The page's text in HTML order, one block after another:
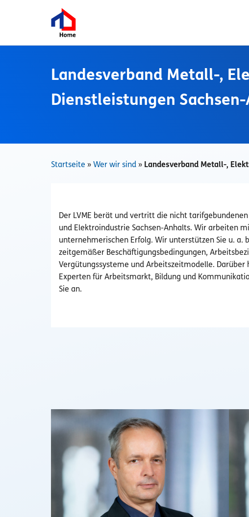
Landesverband Metall-,
Dienstleistungen
Startseite » Wer wir sind » Landesverband Metall-,
Der LVME berät und vertritt die nicht
und Elektroindustrie Sachsen-Anhalts. Wir arbeiten
unternehmerischen Erfolg. Wir unterstützen Sie u. a.
zeitgemäßer Beschäftigungsbedingungen,
Vergütungssysteme und Arbeitszeitmodelle. Darüber
Experten für Arbeitsmarkt, Bildung und
Sie an.